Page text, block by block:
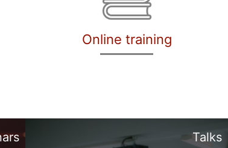
Online training
Talks